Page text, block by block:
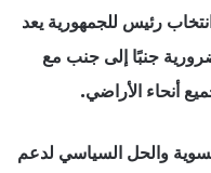
رئيس للجمهورية يعد
جنبًا إلى جنب مع
أنحاء الأراضي.
والحل السياسي لدعم